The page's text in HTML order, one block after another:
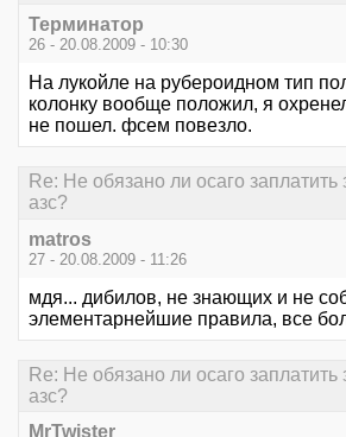
Терминатор
26 - 20.08.2009 - 10:30
На лукойле на рубероидном тип
колонку вообще положил, я
не пошел. фсем повезло.
Re: Не обязано ли осаго
азс?
matros
27 - 20.08.2009 - 11:26
мдя... дибилов, не знающих и не
элементарнейшие правила, все
Re: Не обязано ли осаго
азс?
MrTwister